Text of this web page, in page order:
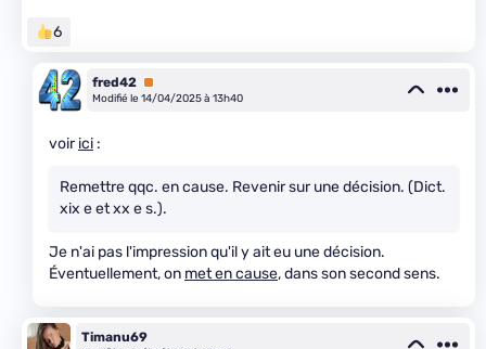
6
fred42 Premium
Modifié le 14/04/2025 à 13h40
voirici :
Remettre qqc. en cause. Revenir sur une décision. (Dict.
xix e et xx e s.).
Je n'ai pas l'impression qu'il y ait eu une décision.
Éventuellement, on met en cause, dans son second sens.
Timanu69